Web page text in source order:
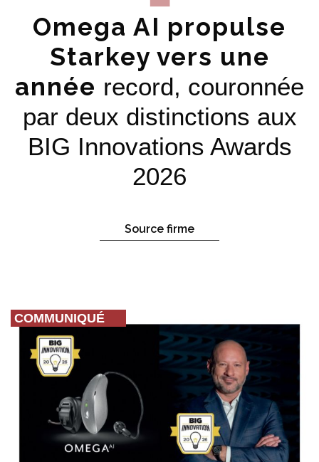
Omega AI propulse
Starkey vers une
année record, couronnée
par deux distinctions aux
BIG Innovations Awards
2026
Source firme
COMMUNIQUÉ